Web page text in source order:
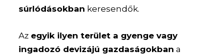
súrlódásokban keresendők.
Az egyik ilyen terület a gyenge vagy
ingadozó devizájú gazdaságokban a